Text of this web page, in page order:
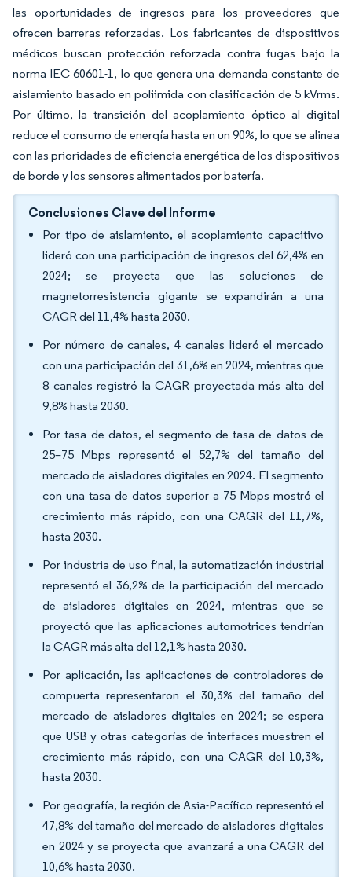
las oportunidades de ingresos para los proveedores que
ofrecen barreras reforzadas. Los fabricantes de dispositivos
médicos buscan protección reforzada contra fugas bajo la
norma IEC 60601-1, lo que genera una demanda constante de
aislamiento basado en poliimida con clasificación de 5 kVrms.
Por último, la transición del acoplamiento óptico al digital
reduce el consumo de energía hasta en un 90%, lo que se alinea
con las prioridades de eficiencia energética de los dispositivos
de borde y los sensores alimentados por batería.
Conclusiones Clave del Informe
Por tipo de aislamiento, el acoplamiento capacitivo
lideró con una participación de ingresos del 62,4% en
2024; se proyecta que las soluciones de
magnetorresistencia gigante se expandirán a una
CAGR del 11,4% hasta 2030.
Por número de canales, 4 canales lideró el mercado
con una participación del 31,6% en 2024, mientras que
8 canales registró la CAGR proyectada más alta del
9,8% hasta 2030.
Por tasa de datos, el segmento de tasa de datos de
25–75 Mbps representó el 52,7% del tamaño del
mercado de aisladores digitales en 2024. El segmento
con una tasa de datos superior a 75 Mbps mostró el
crecimiento más rápido, con una CAGR del 11,7%,
hasta 2030.
Por industria de uso final, la automatización industrial
representó el 36,2% de la participación del mercado
de aisladores digitales en 2024, mientras que se
proyectó que las aplicaciones automotrices tendrían
la CAGR más alta del 12,1% hasta 2030.
Por aplicación, las aplicaciones de controladores de
compuerta representaron el 30,3% del tamaño del
mercado de aisladores digitales en 2024; se espera
que USB y otras categorías de interfaces muestren el
crecimiento más rápido, con una CAGR del 10,3%,
hasta 2030.
Por geografía, la región de Asia-Pacífico representó el
47,8% del tamaño del mercado de aisladores digitales
en 2024 y se proyecta que avanzará a una CAGR del
10,6% hasta 2030.